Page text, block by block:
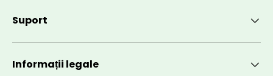
Suport
Informații legale